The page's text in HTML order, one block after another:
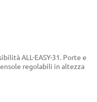
ALL-EASY-31. Porte e
regolabili in altezza